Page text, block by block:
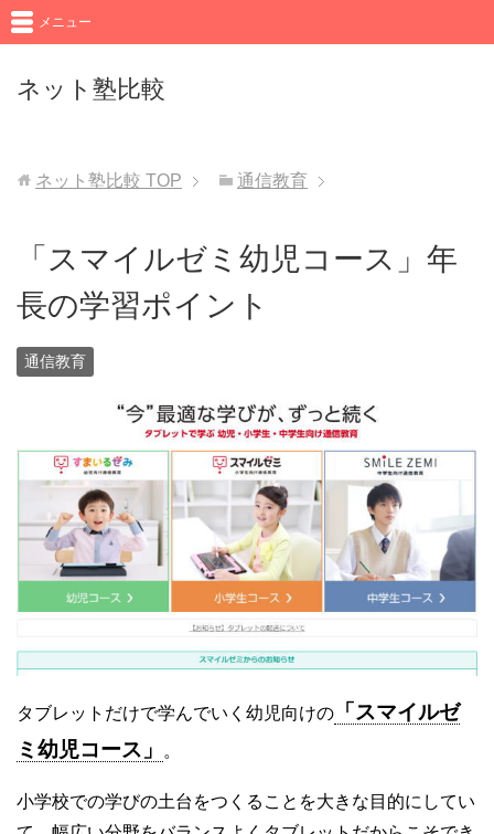
ネット塾比較
メニュー
ネット塾比較 TOP 通信教育
「スマイルゼミ幼児コース」年
長の学習ポイント
通信教育
タブレットだけで学んでいく幼児向けの
「スマイルゼ
ミ幼児コース」
。
小学校での学びの土台をつくることを大きな目的にしてい